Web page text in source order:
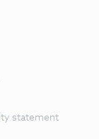
statement